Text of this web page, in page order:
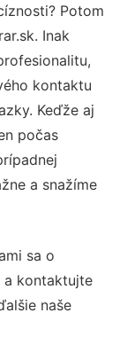
Potom
Inak
kontaktu
Keďže aj
počas
a snažíme
sa o
a kontaktujte
naše